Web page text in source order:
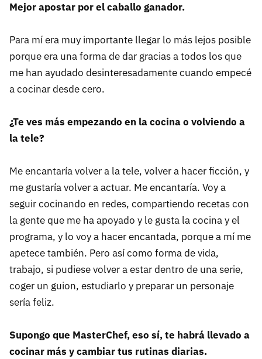
Mejor apostar por el caballo ganador.
Para mí era muy importante llegar lo más lejos posible
porque era una forma de dar gracias a todos los que
me han ayudado desinteresadamente cuando empecé
a cocinar desde cero.
¿Te ves más empezando en la cocina o volviendo a
la tele?
Me encantaría volver a la tele, volver a hacer ficción, y
me gustaría volver a actuar. Me encantaría. Voy a
seguir cocinando en redes, compartiendo recetas con
la gente que me ha apoyado y le gusta la cocina y el
programa, y lo voy a hacer encantada, porque a mí me
apetece también. Pero así como forma de vida,
trabajo, si pudiese volver a estar dentro de una serie,
coger un guion, estudiarlo y preparar un personaje
sería feliz.
Supongo que MasterChef, eso sí, te habrá llevado a
cocinar más y cambiar tus rutinas diarias.